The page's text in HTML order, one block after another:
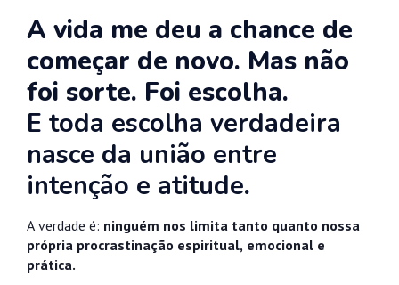
A vida me deu a chance de
começar de novo. Mas não
foi sorte. Foi escolha.
E toda escolha verdadeira
nasce da união entre
intenção e atitude.
A verdade é: ninguém nos limita tanto quanto nossa
própria procrastinação espiritual, emocional e
prática.